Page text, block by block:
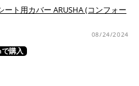
ト用カバー ARUSHA (コンフォー
08/24/2024